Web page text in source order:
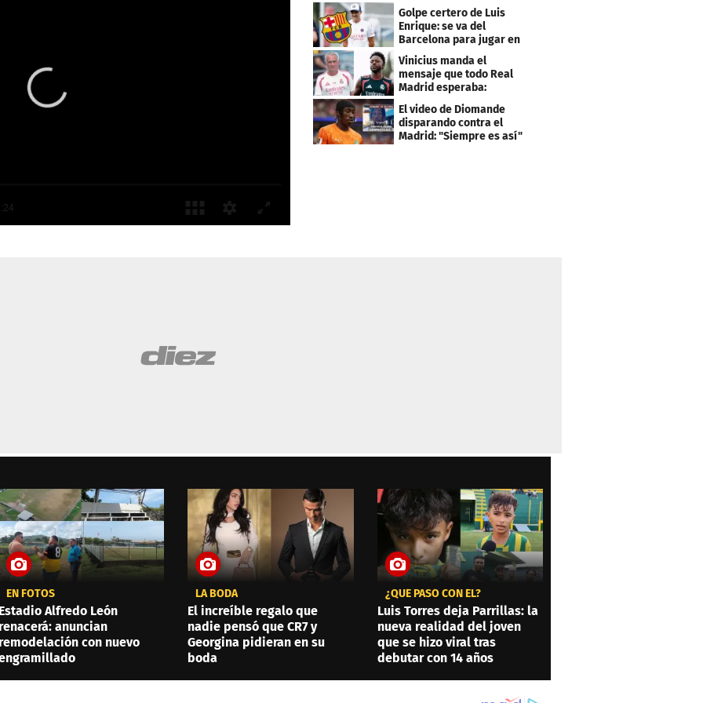
gobernanza"
Golpe certero de Luis
Enrique: se va del
Barcelona para jugar en
el PSG
Vinicius manda el
mensaje que todo Real
Madrid esperaba:
"Mourinho..."
El video de Diomande
disparando contra el
Madrid: "Siempre es así"
EN FOTOS
Estadio Alfredo León
renacerá: anuncian
remodelación con nuevo
LA BODA
El increíble regalo que
nadie pensó que CR7 y
Georgina pidieran en su
boda
¿QUÉ PASÓ CON ÉL?
Luis Torres deja Parrillas: la
nueva realidad del joven
que se hizo viral tras
debutar con 14 años